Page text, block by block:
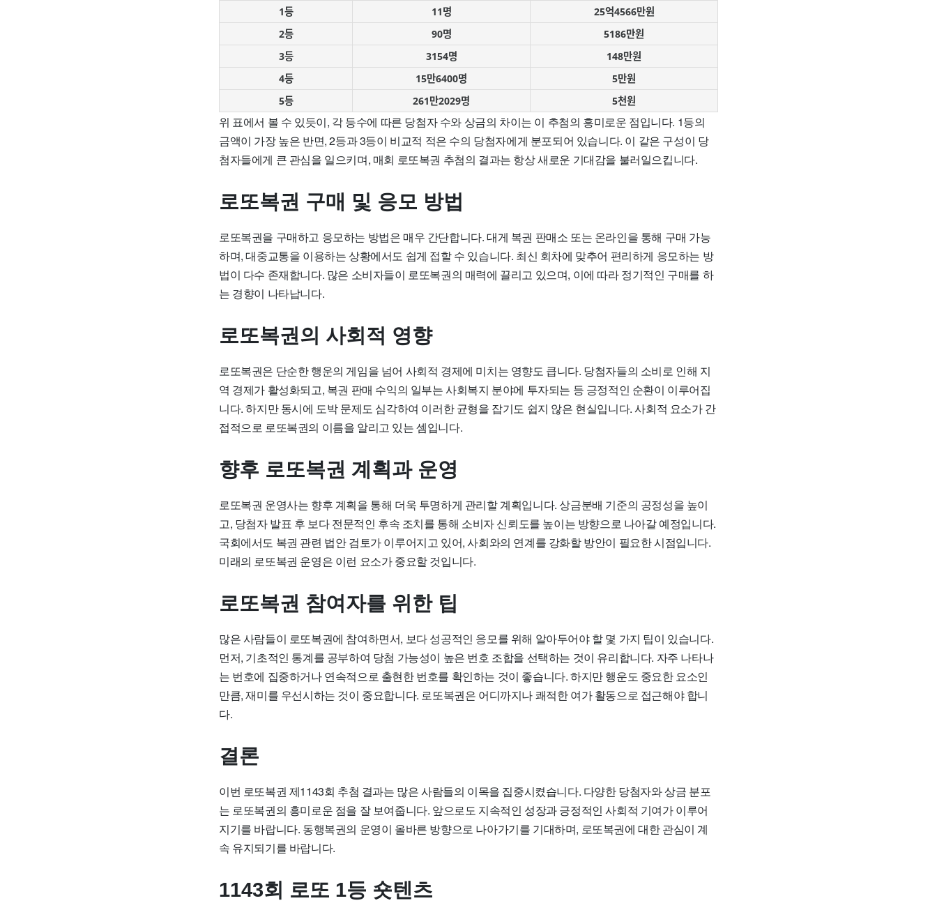
1등
11명
25억4566만원
2등
90명
5186만원
3등
3154명
148만원
4등
15만6400명
5만원
5등
261만2029명 5천원
위 표에서 볼 수 있듯이, 각 등수에 따른 당첨자 수와 상금의 차이는 이 추첨의 흥미로운 점입니다. 1등의
금액이 가장 높은 반면, 2등과 3등이 비교적 적은 수의 당첨자에게 분포되어 있습니다. 이 같은 구성이 당
첨자들에게 큰 관심을 일으키며, 매회 로또복권 추첨의 결과는 항상 새로운 기대감을 불러일으킵니다.
로또복권 구매 및 응모 방법
로또복권을 구매하고 응모하는 방법은 매우 간단합니다. 대게 복권 판매소 또는 온라인을 통해 구매 가능
하며, 대중교통을 이용하는 상황에서도 쉽게 접할 수 있습니다. 최신 회차에 맞추어 편리하게 응모하는 방
법이 다수 존재합니다. 많은 소비자들이 로또복권의 매력에 끌리고 있으며, 이에 따라 정기적인 구매를 하
는 경향이 나타납니다.
로또복권의 사회적 영향
로또복권은 단순한 행운의 게임을 넘어 사회적 경제에 미치는 영향도 큽니다. 당첨자들의 소비로 인해 지
역 경제가 활성화되고, 복권 판매 수익의 일부는 사회복지 분야에 투자되는 등 긍정적인 순환이 이루어집
니다. 하지만 동시에 도박 문제도 심각하여 이러한 균형을 잡기도 쉽지 않은 현실입니다. 사회적 요소가 간
접적으로 로또복권의 이름을 알리고 있는 셈입니다.
향후 로또복권 계획과 운영
로또복권 운영사는 향후 계획을 통해 더욱 투명하게 관리할 계획입니다. 상금분배 기준의 공정성을 높이
고, 당첨자 발표 후 보다 전문적인 후속 조치를 통해 소비자 신뢰도를 높이는 방향으로 나아갈 예정입니다.
국회에서도 복권 관련 법안 검토가 이루어지고 있어, 사회와의 연계를 강화할 방안이 필요한 시점입니다.
미래의 로또복권 운영은 이런 요소가 중요할 것입니다.
로또복권 참여자를 위한 팁
많은 사람들이 로또복권에 참여하면서, 보다 성공적인 응모를 위해 알아두어야 할 몇 가지 팁이 있습니다.
먼저, 기초적인 통계를 공부하여 당첨 가능성이 높은 번호 조합을 선택하는 것이 유리합니다. 자주 나타나
는 번호에 집중하거나 연속적으로 출현한 번호를 확인하는 것이 좋습니다. 하지만 행운도 중요한 요소인
만큼, 재미를 우선시하는 것이 중요합니다. 로또복권은 어디까지나 쾌적한 여가 활동으로 접근해야 합니
다.
결론
이번 로또복권 제1143회 추첨 결과는 많은 사람들의 이목을 집중시켰습니다. 다양한 당첨자와 상금 분포
는 로또복권의 흥미로운 점을 잘 보여줍니다. 앞으로도 지속적인 성장과 긍정적인 사회적 기여가 이루어
지기를 바랍니다. 동행복권의 운영이 올바른 방향으로 나아가기를 기대하며, 로또복권에 대한 관심이 계
속 유지되기를 바랍니다.
1143회 로또 1등 숏텐츠